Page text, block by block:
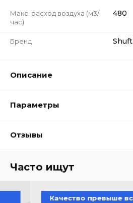
Макс. расход воздуха (м3/
час)
480
Бренд Shuft
Описание
Параметры
Отзывы
Часто ищут
Качество превыше всего